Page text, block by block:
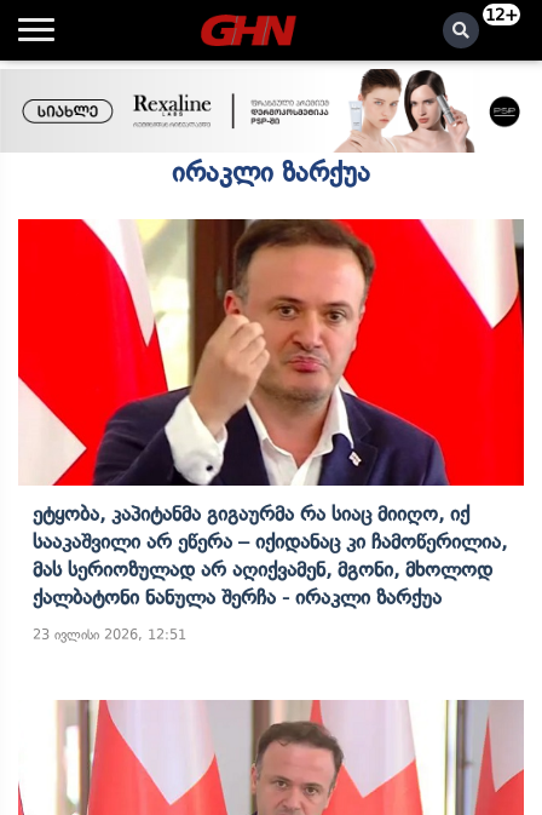
12+
ირაკლი ზარქუა
Ეტყობა, Კაპიტანმა Გიგაურმა Რა Სიაც Მიიღო, Იქ
Სააკაშვილი Არ Ეწერა – Იქიდანაც Კი Ჩამოწერილია,
Მას Სერიოზულად Არ Აღიქვამენ, Მგონი, Მხოლოდ
Ქალბატონი Ნანულა Შერჩა - Ირაკლი Ზარქუა
23 ივლისი 2026, 12:51